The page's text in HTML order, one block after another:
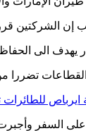
إن الشركتين
يهدف الى
تضررا
للطائرات
السفر